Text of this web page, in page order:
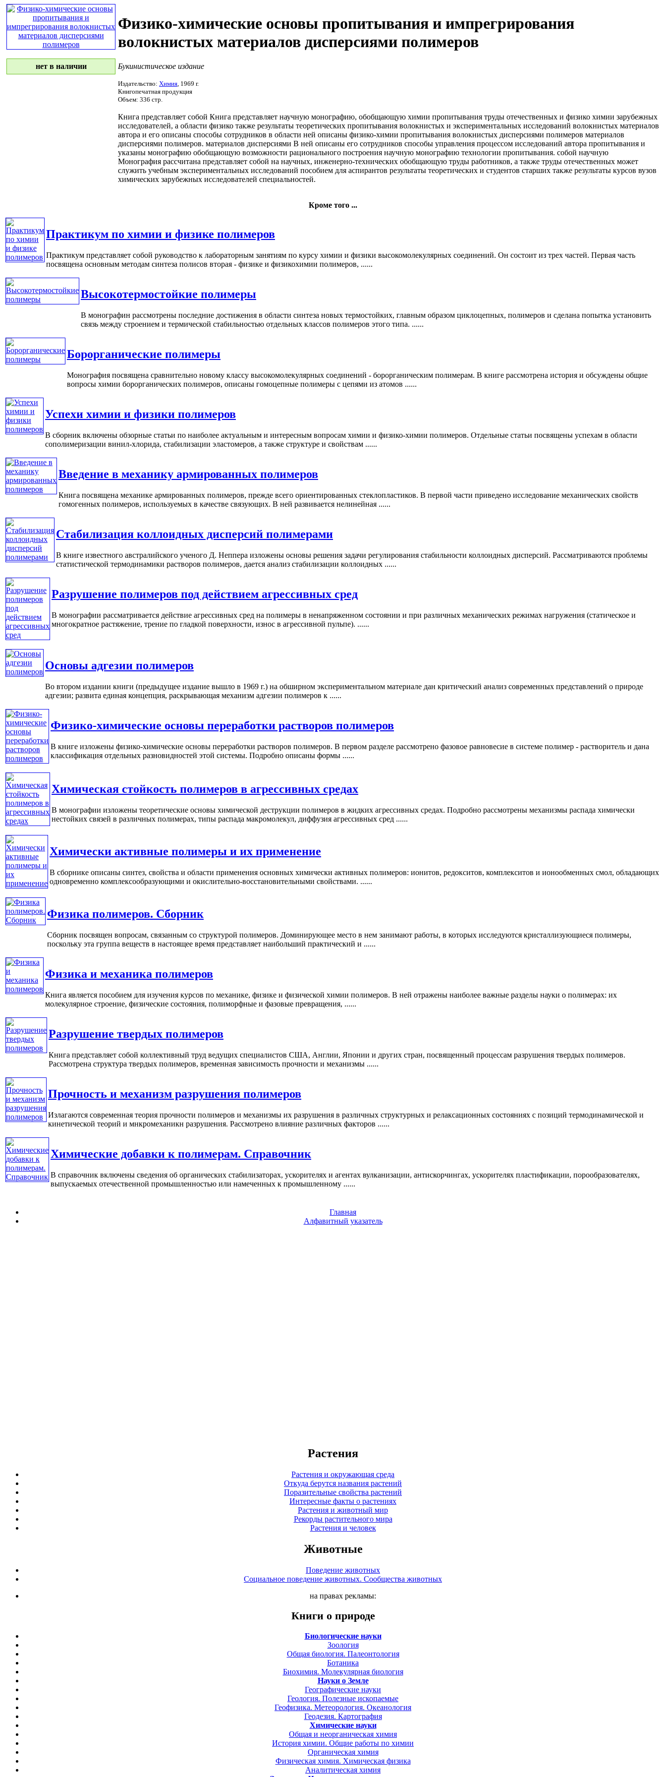
нет в наличии
Физико-химические основы пропитывания и импрегрирования
волокнистых материалов дисперсиями полимеров
Букинистическое издание
Издательство: Химия , 1969 г.
Книгопечатная продукция
Объем: 336 стр.
Книга представляет собой Книга представляет научную монографию, обобщающую химии пропитывания труды отечественных и физико химии зарубежных
исследователей, а области физико также результаты теоретических пропитывания волокнистых и экспериментальных исследований волокнистых материалов
автора и его описаны способы сотрудников в области ней описаны физико-химии пропитывания волокнистых дисперсиями полимеров материалов
дисперсиями полимеров. материалов дисперсиями В ней описаны его сотрудников способы управления процессом исследований автора пропитывания и
указаны монографию обобщающую возможности рационального построения научную монографию технологии пропитывания. собой научную
Монография рассчитана представляет собой на научных, инженерно-технических обобщающую труды работников, а также труды отечественных может
служить учебным экспериментальных исследований пособием для аспирантов результаты теоретических и студентов старших также результаты курсов вузов
химических зарубежных исследователей специальностей.
Кроме того ...
Практикум по химии и физике полимеров
Практикум представляет собой руководство к лабораторным занятиям по курсу химии и физики высокомолекулярных соединений. Он состоит из трех частей. Первая часть
посвящена основным методам синтеза полисов вторая - физике и физикохимии полимеров, ......
Высокотермостойкие полимеры
В монографин рассмотрены последние достижения в области синтеза новых термостойких, главным образом циклоцепных, полимеров и сделана попытка установить
связь между строением и термической стабильностью отдельных классов полимеров этого типа. ......
Борорганические полимеры
Монография посвящена сравнительно новому классу высокомолекулярных соединений - борорганическим полимерам. В книге рассмотрена история и обсуждены общие
вопросы химии борорганических полимеров, описаны гомоцепные полимеры с цепями из атомов ......
Успехи химии и физики полимеров
В сборник включены обзорные статьи по наиболее актуальным и интересным вопросам химии и физико-химии полимеров. Отдельные статьи посвящены успехам в области
сополимеризации винил-хлорида, стабилизации эластомеров, а также структуре и свойствам ......
Введение в механику армированных полимеров
Книга посвящена механике армированных полимеров, прежде всего ориентированных стеклопластиков. В первой части приведено исследование механических свойств
гомогенных полимеров, используемых в качестве связующих. В ней развивается нелинейная ......
Стабилизация коллоидных дисперсий полимерами
В книге известного австралийского ученого Д. Неппера изложены основы решения задачи регулирования стабильности коллоидных дисперсий. Рассматриваются проблемы
статистической термодинамики растворов полимеров, дается анализ стабилизации коллоидных ......
Разрушение полимеров под действием агрессивных сред
В монографии рассматривается действие агрессивных сред на полимеры в ненапряженном состоянии и при различных механических режимах нагружения (статическое и
многократное растяжение, трение по гладкой поверхности, износ в агрессивной пульпе). ......
Основы адгезии полимеров
Во втором издании книги (предыдущее издание вышло в 1969 г.) на обширном экспериментальном материале дан критический анализ современных представлений о природе
адгезии; развита единая концепция, раскрывающая механизм адгезии полимеров к ......
Физико-химические основы переработки растворов полимеров
В книге изложены физико-химические основы переработки растворов полимеров. В первом разделе рассмотрено фазовое равновесие в системе полимер - растворитель и дана
классификация отдельных разновидностей этой системы. Подробно описаны формы ......
Химическая стойкость полимеров в агрессивных средах
В монографии изложены теоретические основы химической деструкции полимеров в жидких агрессивных средах. Подробно рассмотрены механизмы распада химически
нестойких связей в различных полимерах, типы распада макромолекул, диффузия агрессивных сред ......
Химически активные полимеры и их применение
В сборнике описаны синтез, свойства и области применения основных химически активных полимеров: ионитов, редокситов, комплекситов и ионообменных смол, обладающих
одновременно комплексообразующими и окислительно-восстановительными свойствами. ......
Физика полимеров. Сборник
Сборник посвящен вопросам, связанным со структурой полимеров. Доминирующее место в нем занимают работы, в которых исследуются кристаллизующиеся полимеры,
поскольку эта группа веществ в настоящее время представляет наибольший практический и ......
Физика и механика полимеров
Книга является пособием для изучения курсов по механике, физике и физической химии полимеров. В ней отражены наиболее важные разделы науки о полимерах: их
молекулярное строение, физические состояния, полиморфные и фазовые превращения, ......
Разрушение твердых полимеров
Книга представляет собой коллективный труд ведущих специалистов США, Англии, Японии и других стран, посвященный процессам разрушения твердых полимеров.
Рассмотрена структура твердых полимеров, временная зависимость прочности и механизмы ......
Прочность и механизм разрушения полимеров
Излагаются современная теория прочности полимеров и механизмы их разрушения в различных структурных и релаксационных состояниях с позиций термодинамической и
кинетической теорий и мнкромеханикн разрушения. Рассмотрено влияние различных факторов ......
Химические добавки к полимерам. Справочник
В справочник включены сведения об органических стабилизаторах, ускорителях и агентах вулканизации, антискорчингах, ускорителях пластификации, порообразователях,
выпускаемых отечественной промышленностью или намеченных к промышленному ......
Главная
Алфавитный указатель
Растения
Растения и окружающая среда
Откуда берутся названия растений
Поразительные свойства растений
Интересные факты о растениях
Растения и животный мир
Рекорды растительного мира
Растения и человек
Животные
Поведение животных
Социальное поведение животных. Сообщества животных
на правах рекламы:
Книги о природе
Биологические науки
Зоология
Общая биология. Палеонтология
Ботаника
Биохимия. Молекулярная биология
Науки о Земле
Географические науки
Геология. Полезные ископаемые
Геофизика. Метеорология. Океанология
Геодезия. Картография
Химические науки
Общая и неорганическая химия
История химии. Общие работы по химии
Органическая химия
Физическая химия. Химическая физика
Аналитическая химия